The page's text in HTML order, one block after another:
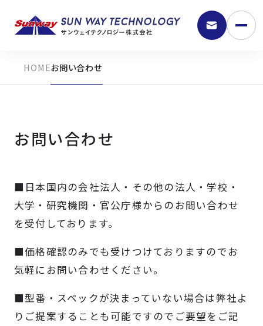
製品検索
取扱メーカー
お問い合わせ
お問い合わせ
■日本国内の会社法人・その他の法人・学校・
大学・研究機関・官公庁様からのお問い合わせ
を受付しております。
■価格確認のみでも受けつけておりますのでお
気軽にお問い合わせください。
■型番・スペックが決まっていない場合は弊社よ
りご提案することも可能ですのでご要望をご記